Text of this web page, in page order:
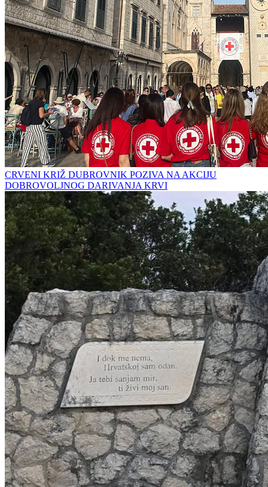
CRVENI KRIŽ DUBROVNIK POZIVA NA AKCIJU
DOBROVOLJNOG DARIVANJA KRVI